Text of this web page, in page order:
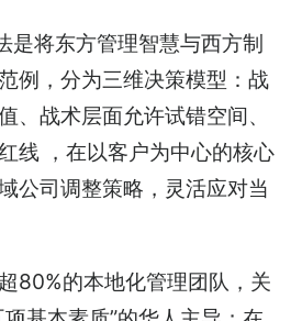
是将东方管理智慧与西方制
例，分为三维决策模型：战
、战术层面允许试错空间、
线 ，在以客户为中心的核心
公司调整策略，灵活应对当
80%的本地化管理团队，关